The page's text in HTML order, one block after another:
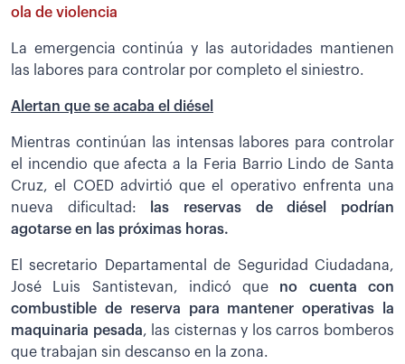
ola de violencia
La emergencia continúa y las autoridades mantienen
las labores para controlar por completo el siniestro.
Alertan que se acaba el diésel
Mientras continúan las intensas labores para controlar
el incendio que afecta a la Feria Barrio Lindo de Santa
Cruz, el COED advirtió que el operativo enfrenta una
nueva dificultad:
las reservas de diésel podrían
agotarse en las próximas horas.
El secretario Departamental de Seguridad Ciudadana,
José Luis Santistevan, indicó que no cuenta con
combustible de reserva para mantener operativas la
maquinaria pesada, las cisternas y los carros bomberos
que trabajan sin descanso en la zona.